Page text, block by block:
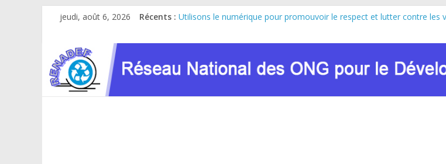
Passerjeudi, août 6, 2026 Récents : Utilisons le numérique pour promouvoir le respect et lutter contre les
RDC : Sous l’impulsion de Marie Nyombo Zaina, le CPD et
Atelier de consultation sur les approches innovantes de lutte contre